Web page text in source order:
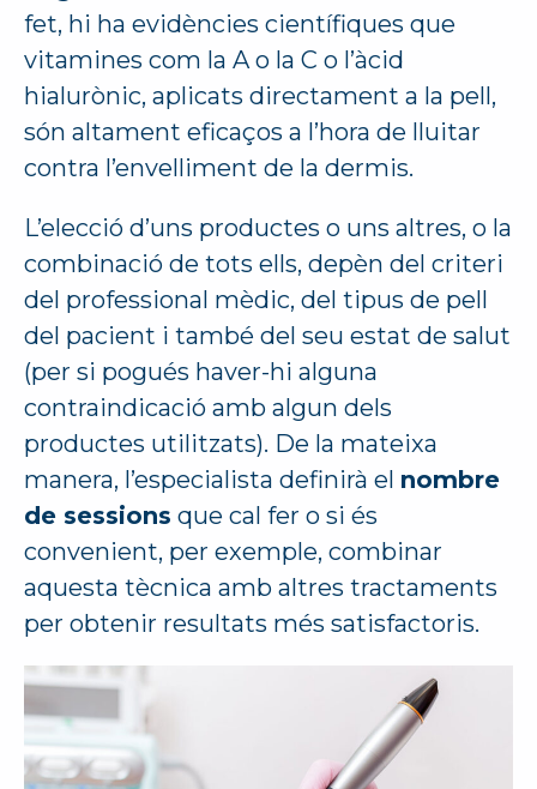
fet, hi ha evidències científiques que
vitamines com la A o la C o l’àcid
hialurònic, aplicats directament a la pell,
són altament eficaços a l’hora de lluitar
contra l’envelliment de la dermis.
L’elecció d’uns productes o uns altres, o la
combinació de tots ells, depèn del criteri
del professional mèdic, del tipus de pell
del pacient i també del seu estat de salut
(per si pogués haver-hi alguna
contraindicació amb algun dels
productes utilitzats). De la mateixa
manera, l’especialista definirà el nombre
de sessions que cal fer o si és
convenient, per exemple, combinar
aquesta tècnica amb altres tractaments
per obtenir resultats més satisfactoris.